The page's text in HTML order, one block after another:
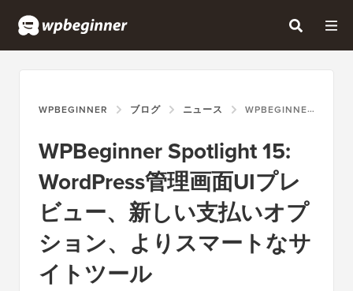
WPBEGINNER ブログ ニュース WPBEGINNER SPOTLIGHT 15: WORDPRESS管理画面UIプレビュー、新しい支払いオプション、よりスマートなサイトツール
WPBeginner Spotlight 15:
WordPress管理画面UIプレ
ビュー、新しい支払いオプ
ション、よりスマートなサ
イトツール